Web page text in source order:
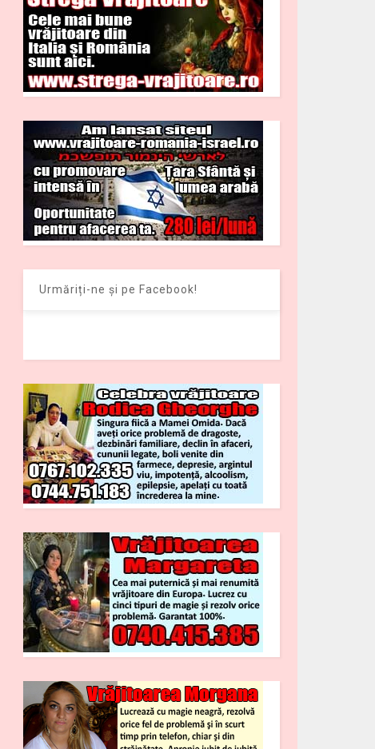
Urmăriți-ne și pe Facebook!